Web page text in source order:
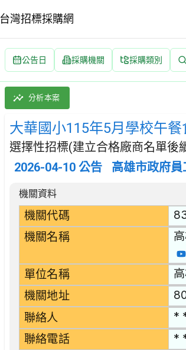
台灣招標採購網
公告日 採購機關 採購類別
大華國小115年5月學校午餐食材(耐炸油類
採購類別：財物類 肉類,魚,果實,蔬菜,及
分析本案
大華國小115年5月學校午
選擇性招標(建立合格廠商名單後
2026-04-10 公告 高雄市政府
招標公告詳細內容
機關資料
機關代碼
機關名稱
單位名稱
機關地址
聯絡人 *
聯絡電話 *